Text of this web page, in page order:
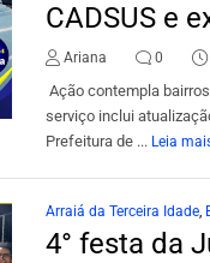
CADSUS e
Ariana 0
Ação contempla
serviço inclui
Prefeitura de ... Leia
Arraiá da Terceira Idade,
4° festa da